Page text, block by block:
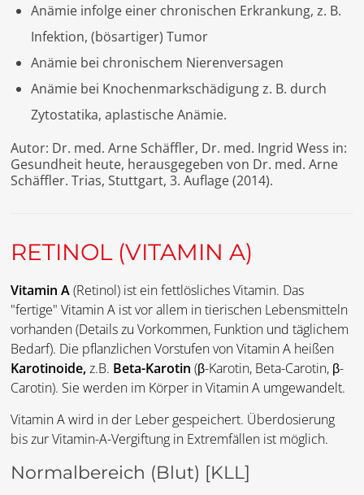
Anämie infolge einer chronischen Erkrankung, z. B.
Infektion, (bösartiger) Tumor
Anämie bei chronischem Nierenversagen
Anämie bei Knochenmarkschädigung z. B. durch
Zytostatika, aplastische Anämie.
Autor: Dr. med. Arne Schäffler, Dr. med. Ingrid Wess in:
Gesundheit heute, herausgegeben von Dr. med. Arne
Schäffler. Trias, Stuttgart, 3. Auflage (2014).
RETINOL (VITAMIN A)
Vitamin A(Retinol) ist ein fettlösliches Vitamin. Das
"fertige" Vitamin A ist vor allem in tierischen Lebensmitteln
vorhanden (Details zu Vorkommen, Funktion und täglichem
Bedarf). Die pflanzlichen Vorstufen von Vitamin A heißen
Karotinoide,z.B. Beta-Karotin (β-Karotin, Beta-Carotin, β-
Carotin). Sie werden im Körper in Vitamin A umgewandelt.
Vitamin A wird in der Leber gespeichert. Überdosierung
bis zur Vitamin-A-Vergiftung in Extremfällen ist möglich.
Normalbereich (Blut) [KLL]